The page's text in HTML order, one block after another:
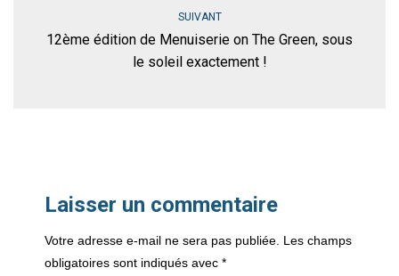
SUIVANT
12ème édition de Menuiserie on The Green, sous
le soleil exactement !
Laisser un commentaire
Votre adresse e-mail ne sera pas publiée. Les champs
obligatoires sont indiqués avec *